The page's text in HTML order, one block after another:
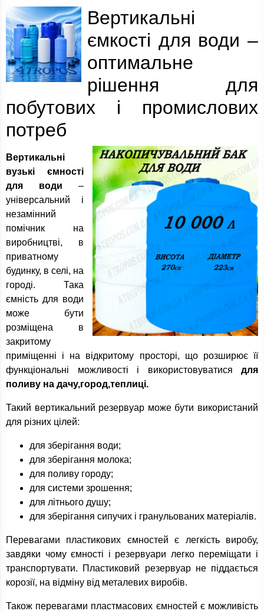
Вертикальні
ємкості для води –
оптимальне
рішення для
побутових і промислових
потреб
Вертикальні
вузькі ємності
для води –
універсальний і
незамінний
помічник на
виробництві, в
приватному
будинку, в селі, на
городі. Така
ємність для води
може бути
розміщена в
закритому
приміщенні і на відкритому просторі, що розширює її
функціональні можливості і використовуватися для
поливу на дачу,город,теплиці.
Такий вертикальний резервуар може бути використаний
для різних цілей:
для зберігання води;
для зберігання молока;
для поливу городу;
для системи зрошення;
для літнього душу;
для зберігання сипучих і гранульованих матеріалів.
Перевагами пластикових ємностей є легкість виробу,
завдяки чому ємності і резервуари легко переміщати і
транспортувати. Пластиковий резервуар не піддається
корозії, на відміну від металевих виробів.
Також перевагами пластмасових ємностей є можливість